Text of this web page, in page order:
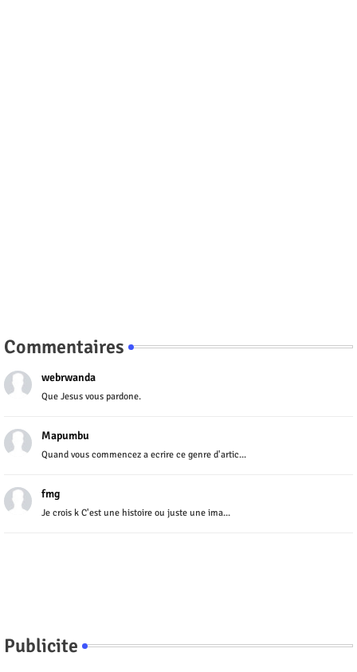
Commentaires
webrwanda
Que Jesus vous pardone.
Mapumbu
Quand vous commencez a ecrire ce genre d'artic...
fmg
Je crois k C'est une histoire ou juste une ima...
Publicite